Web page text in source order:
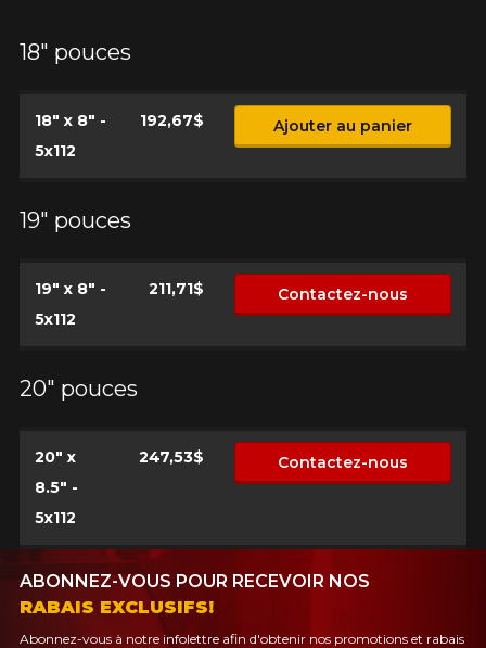
18" pouces
18" x 8" -
5x112
192,67$ Ajouter au panier
19" pouces
19" x 8" -
5x112
211,71$ Contactez-nous
20" pouces
20" x
8.5" -
5x112
247,53$ Contactez-nous
ABONNEZ-VOUS POUR RECEVOIR NOS
RABAIS EXCLUSIFS!
Abonnez-vous à notre infolettre afin d'obtenir nos promotions et rabais